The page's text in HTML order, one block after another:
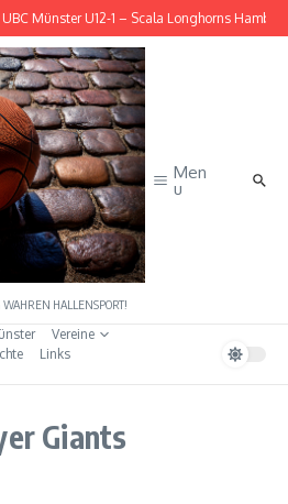
UBC Münster U12-1 – Scala Longhorns
HALLENSPORT!
Men
u
Vereine
Links
Giants